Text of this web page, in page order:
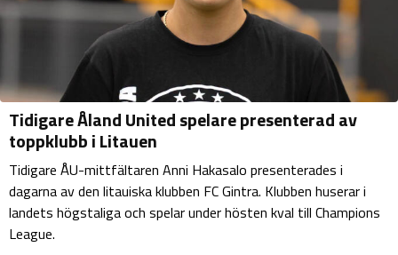
Tidigare Åland United spelare presenterad av
toppklubb i Litauen
Tidigare ÅU-mittfältaren Anni Hakasalo presenterades i
dagarna av den litauiska klubben FC Gintra. Klubben huserar i
landets högstaliga och spelar under hösten kval till Champions
League.